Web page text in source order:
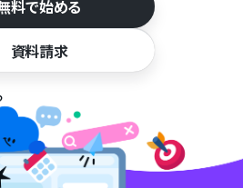
料で始める
資料請求